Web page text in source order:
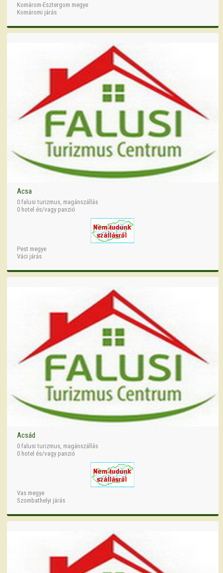
Komárom-Esztergom megye
Komáromi járás
Acsa
0 falusi turizmus, magánszállás
0 hotel és/vagy panzió
Pest megye
Váci járás
Acsád
0 falusi turizmus, magánszállás
0 hotel és/vagy panzió
Vas megye
Szombathelyi járás